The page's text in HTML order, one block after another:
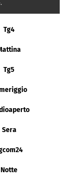
Tg4
Tg5
Sera
Notte